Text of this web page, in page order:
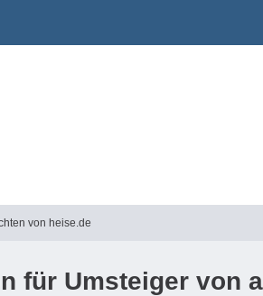
von heise.de
für Umsteiger von